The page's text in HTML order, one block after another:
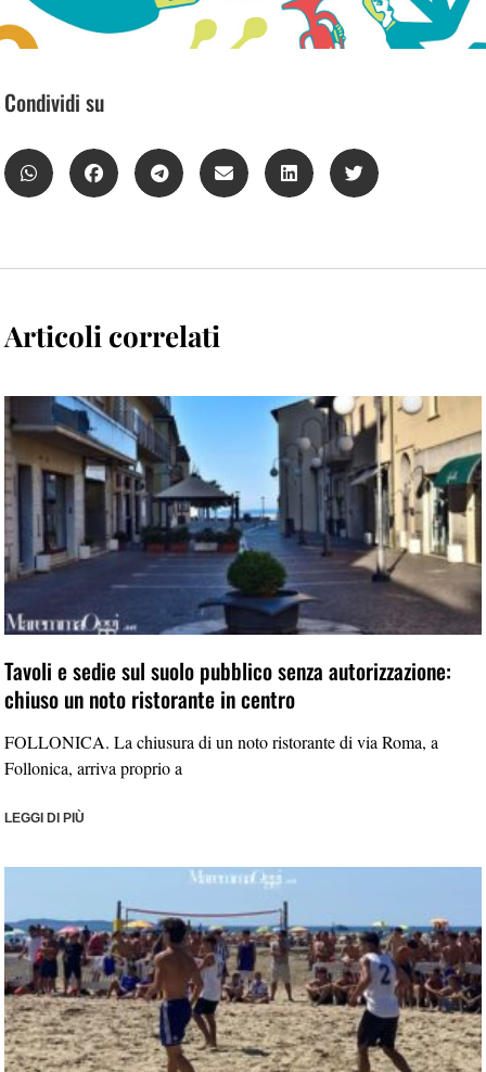
Condividi su
Articoli correlati
Tavoli e sedie sul suolo pubblico senza autorizzazione:
chiuso un noto ristorante in centro
FOLLONICA. La chiusura di un noto ristorante di via Roma, a
Follonica, arriva proprio a
LEGGI DI PIÙ